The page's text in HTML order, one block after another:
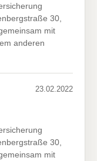
30,
mit
anderen
23.02.2022
30,
mit